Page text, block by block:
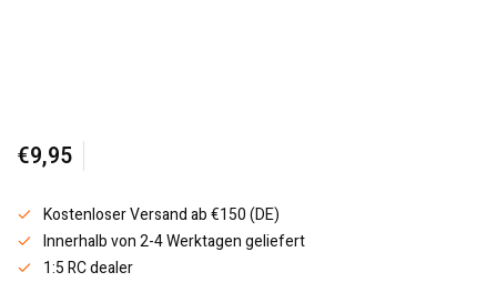
€9,95
Kostenloser Versand ab €150 (DE)
Innerhalb von 2-4 Werktagen geliefert
1:5 RC dealer